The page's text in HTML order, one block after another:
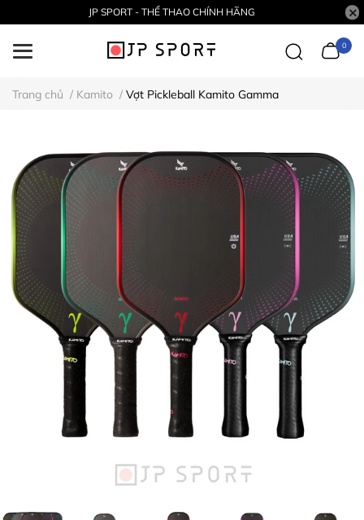
JP SPORT - THỂ THAO CHÍNH HÃNG
0
Trang chủ / Kamito / Vợt Pickleball Kamito Gamma